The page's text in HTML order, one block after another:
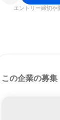
エントリー締切や
この企業の募集